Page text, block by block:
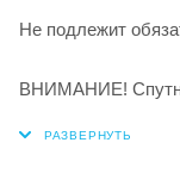
Не подлежит
ВНИМАНИЕ!